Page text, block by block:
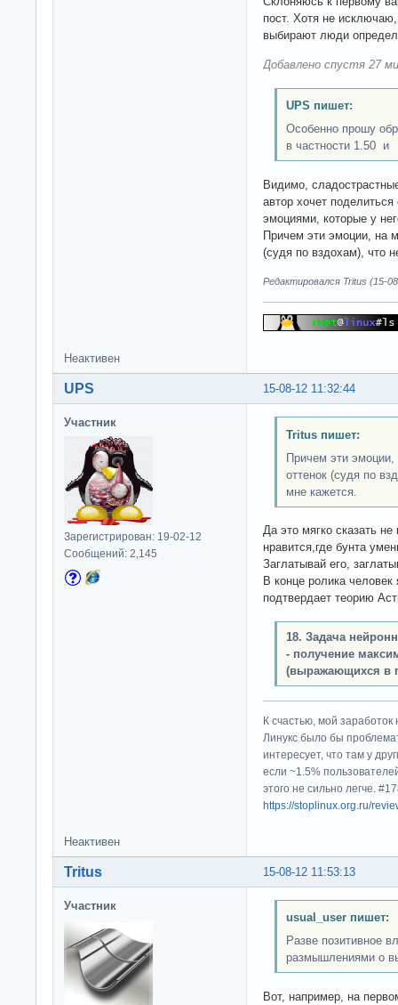
пост. Хотя не
выбирают люди
Добавлено спустя 27
UPS пишет:
Особенно прошу
в частности 1.50 и
Видимо,
автор хочет
эмоциями, которые у
Причем эти эмоции, на
(судя по вздохам), что
Редактировался Tritus (15-
Неактивен
15-08-12 11:32:44
UPS
Участник
Зарегистрирован: 19-02-12
Сообщений: 2,145
Tritus пишет:
Причем эти эмоции,
оттенок (судя по
мне кажется.
Да это мягко сказать
нравится,где бунта
Заглатывай его,
В конце ролика
подтвердает теорию
18. Задача
- получение
(выражающихся в
К счастью, мой
Линукс было бы
интересует, что там у
если ~1.5%
этого не сильно легче.
https://stoplinux.org.ru/
Неактивен
15-08-12 11:53:13
Tritus
Участник
usual_user пишет:
Разве позитивное
размышлениями о
Вот, например, на